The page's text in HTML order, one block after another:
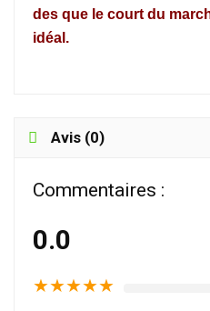
des que le court du
idéal.
Avis (0)
Commentaires :
0.0
★★★★★